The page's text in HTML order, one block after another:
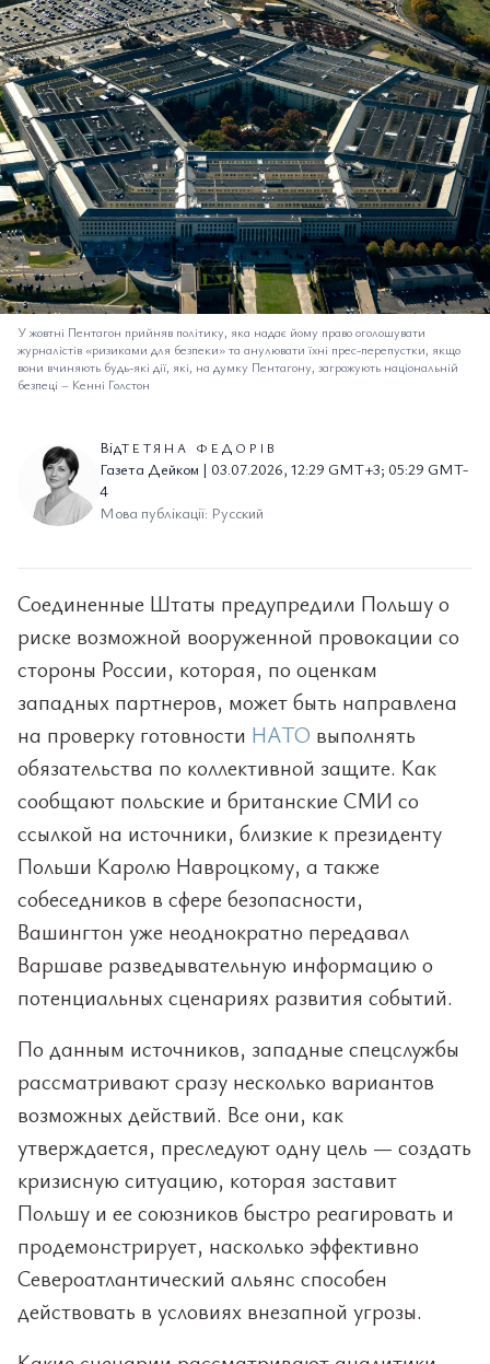
У жовтні Пентагон прийняв політику, яка надає йому право оголошувати
журналістів «ризиками для безпеки» та анулювати їхні прес-перепустки, якщо
вони вчиняють будь-які дії, які, на думку Пентагону, загрожують національній
безпеці – Кенні Голстон
ВідТЕТЯНА ФЕДОРІВ
Газета Дейком | 03.07.2026, 12:29 GMT+3; 05:29 GMT-
4
Мова публікації: Русский
Соединенные Штаты предупредили Польшу о
риске возможной вооруженной провокации со
стороны России, которая, по оценкам
западных партнеров, может быть направлена
на проверку готовности НАТО выполнять
обязательства по коллективной защите. Как
сообщают польские и британские СМИ со
ссылкой на источники, близкие к президенту
Польши Каролю Навроцкому, а также
собеседников в сфере безопасности,
Вашингтон уже неоднократно передавал
Варшаве разведывательную информацию о
потенциальных сценариях развития событий.
По данным источников, западные спецслужбы
рассматривают сразу несколько вариантов
возможных действий. Все они, как
утверждается, преследуют одну цель — создать
кризисную ситуацию, которая заставит
Польшу и ее союзников быстро реагировать и
продемонстрирует, насколько эффективно
Североатлантический альянс способен
действовать в условиях внезапной угрозы.